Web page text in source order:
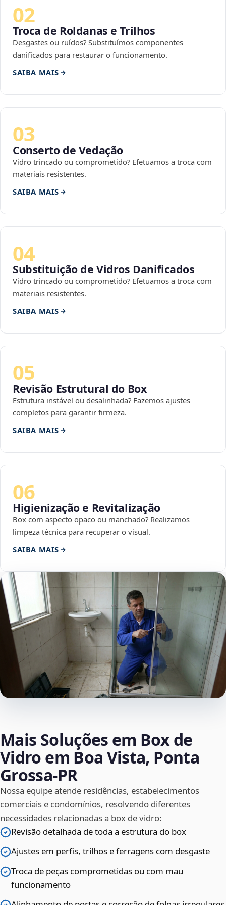
02
Troca de Roldanas e Trilhos
Desgastes ou ruídos? Substituímos componentes
danificados para restaurar o funcionamento.
SAIBA MAIS
03
Conserto de Vedação
Vidro trincado ou comprometido? Efetuamos a troca com
materiais resistentes.
SAIBA MAIS
04
Substituição de Vidros Danificados
Vidro trincado ou comprometido? Efetuamos a troca com
materiais resistentes.
SAIBA MAIS
05
Revisão Estrutural do Box
Estrutura instável ou desalinhada? Fazemos ajustes
completos para garantir firmeza.
SAIBA MAIS
06
Higienização e Revitalização
Box com aspecto opaco ou manchado? Realizamos
limpeza técnica para recuperar o visual.
SAIBA MAIS
Mais Soluções em Box de
Vidro em Boa Vista, Ponta
Grossa‑PR
Nossa equipe atende residências, estabelecimentos
comerciais e condomínios, resolvendo diferentes
necessidades relacionadas a box de vidro:
Revisão detalhada de toda a estrutura do box
Ajustes em perfis, trilhos e ferragens com desgaste
Troca de peças comprometidas ou com mau
funcionamento